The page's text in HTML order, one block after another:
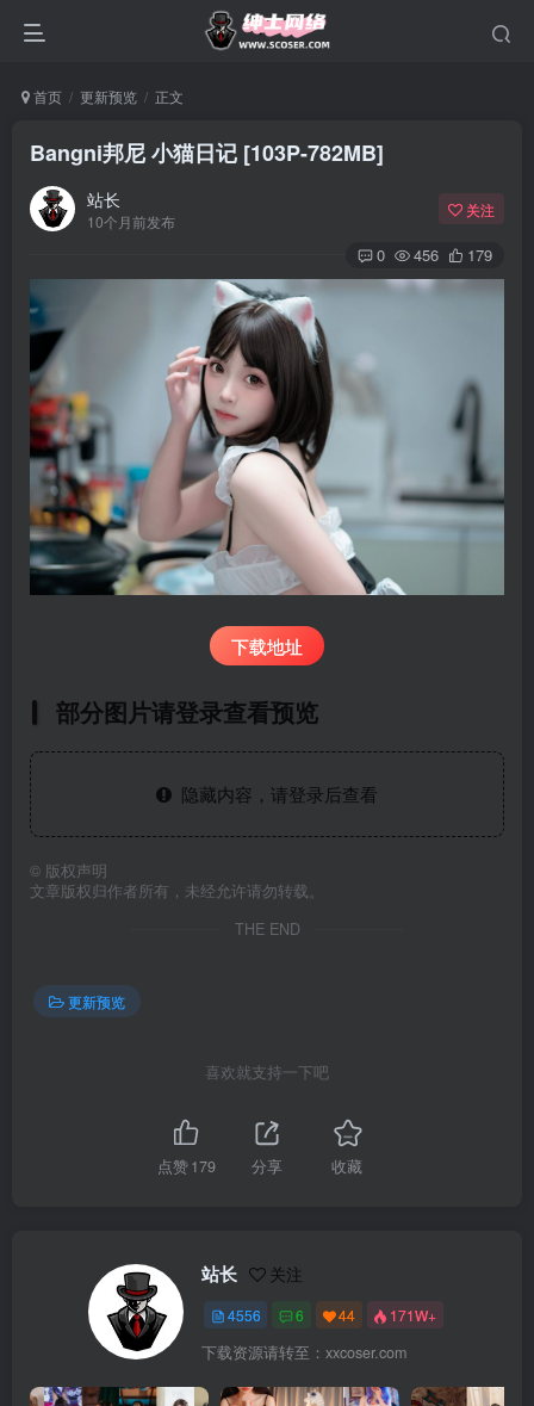
首页 更新预览 正文
Bangni邦尼 小猫日记 [103P-782MB]
站长
10个月前发布
关注
0 456 179
下载地址
部分图片请登录查看预览
隐藏内容，请登录后查看
© 版权声明
文章版权归作者所有，未经允许请勿转载。
THE END
更新预览
喜欢就支持一下吧
点赞179 分享 收藏
站长 关注
4556 6 44 171W+
下载资源请转至：xxcoser.com